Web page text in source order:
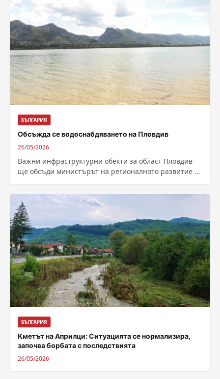
БЪЛГАРИЯ
Обсъжда се водоснабдяването на Пловдив
26/05/2026
Важни инфраструктурни обекти за област Пловдив
ще обсъди министърът на регионалното развитие и
представител от...
БЪЛГАРИЯ
Кметът на Априлци: Ситуацията се нормализира,
започва борбата с последствията
26/05/2026